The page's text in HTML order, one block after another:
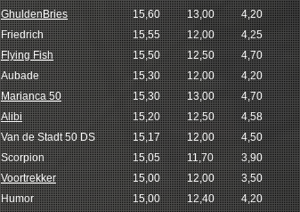
GhuldenBries 15,60 13,00 4,20
Friedrich 15,55 12,00 4,25
Flying Fish 15,50 12,50 4,70
Aubade 15,30 12,00 4,20
Marianca 50 15,30 13,00 4,70
Alibi 15,20 12,50 4,58
Van de Stadt 50 DS 15,17 12,00 4,50
Scorpion 15,05 11,70 3,90
Voortrekker 15,00 12,00 3,50
Humor 15,00 12,40 4,20